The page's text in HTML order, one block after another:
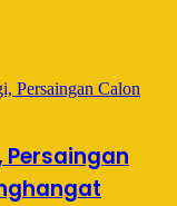
Persaingan